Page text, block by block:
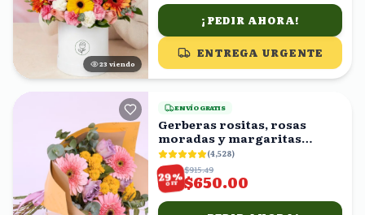
24 viendo
¡PEDIR AHORA!
ENTREGA URGENTE
ENVÍO GRATIS
Gerberas rositas, rosas
moradas y margaritas
amarillas en ramo
(4,528)
29%
OFF
$915.49
$650.00